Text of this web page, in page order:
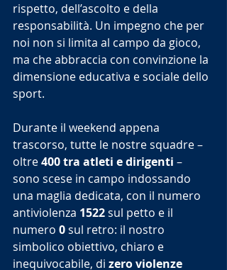
rispetto, dell’ascolto e della
responsabilità. Un impegno che per
noi non si limita al campo da gioco,
ma che abbraccia con convinzione la
dimensione educativa e sociale dello
sport.
Durante il weekend appena
trascorso, tutte le nostre squadre –
oltre 400 tra atleti e dirigenti –
sono scese in campo indossando
una maglia dedicata, con il numero
antiviolenza 1522 sul petto e il
numero 0 sul retro: il nostro
simbolico obiettivo, chiaro e
inequivocabile, di zero violenze